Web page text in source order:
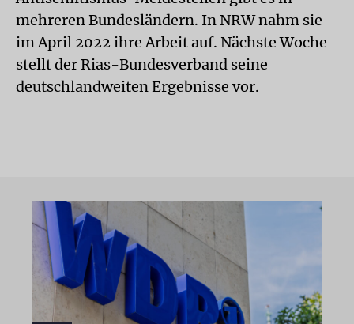
mehreren Bundesländern. In NRW nahm sie
im April 2022 ihre Arbeit auf. Nächste Woche
stellt der Rias-Bundesverband seine
deutschlandweiten Ergebnisse vor.